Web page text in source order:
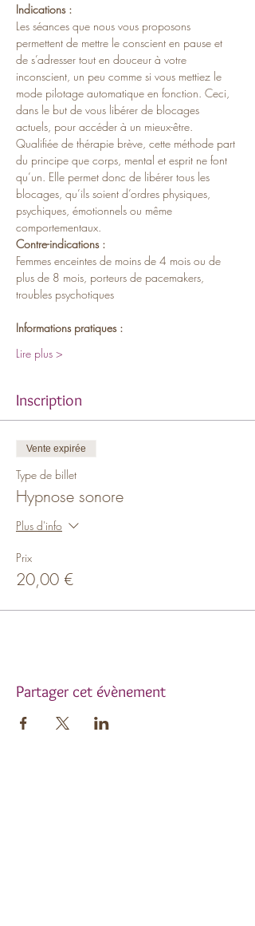
Indications :
Les séances que nous vous proposons
permettent de mettre le conscient en pause et
de s’adresser tout en douceur à votre
inconscient, un peu comme si vous mettiez le
mode pilotage automatique en fonction. Ceci,
dans le but de vous libérer de blocages
actuels, pour accéder à un mieux-être.
Qualifiée de thérapie brève, cette méthode part
du principe que corps, mental et esprit ne font
qu’un. Elle permet donc de libérer tous les
blocages, qu’ils soient d’ordres physiques,
psychiques, émotionnels ou même
comportementaux.
Contre-indications :
Femmes enceintes de moins de 4 mois ou de
plus de 8 mois, porteurs de pacemakers,
troubles psychotiques
Informations pratiques :
Lire plus >
Inscription
Vente expirée
Type de billet
Hypnose sonore
Plus d'info
Prix
20,00 €
Partager cet évènement